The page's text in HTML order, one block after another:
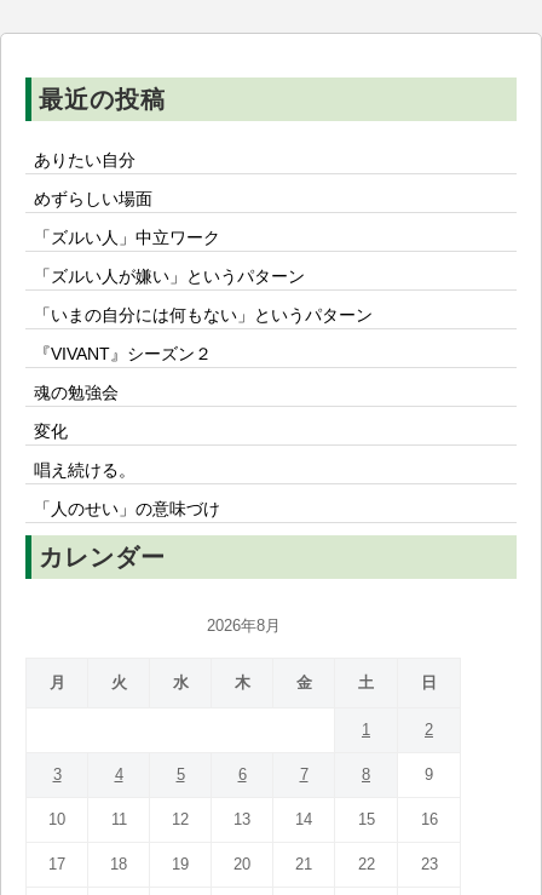
最近の投稿
ありたい自分
めずらしい場面
「ズルい人」中立ワーク
「ズルい人が嫌い」というパターン
「いまの自分には何もない」というパターン
『VIVANT』シーズン２
魂の勉強会
変化
唱え続ける。
「人のせい」の意味づけ
カレンダー
2026年8月
月 火 水 木 金 土 日
1 2
3 4 5 6 7 8 9
10 11 12 13 14 15 16
17 18 19 20 21 22 23